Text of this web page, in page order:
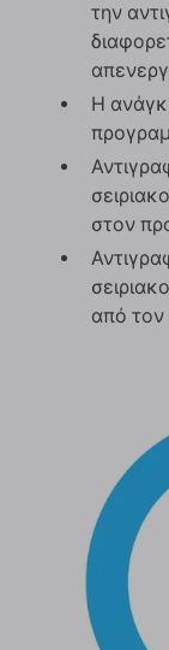
την
Η
στον
από τον